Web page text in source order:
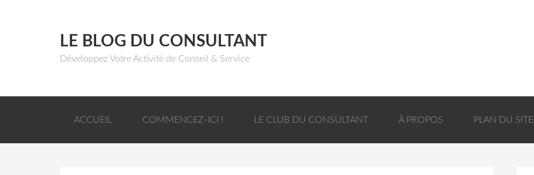
LE BLOG DU CONSULTANT
Développez Votre Activité de Conseil & Service
ACCUEIL COMMENCEZ-ICI ! LE CLUB DU CONSULTANT À PROPOS PLAN DU SITE